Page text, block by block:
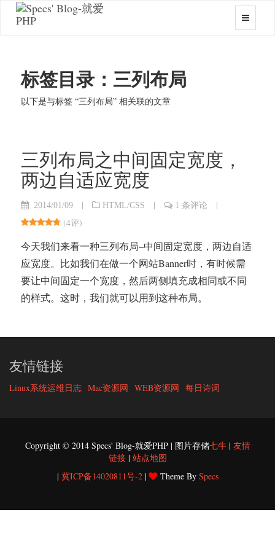
标签目录：三列布局
以下是与标签 “三列布局” 相关联的文章
三列布局之中间固定宽度，
两边自适应宽度
2014/01/09 | HTML/CSS | 1 条评论
|
(4评)
今天我们来看一种三列布局–中间固定宽度，两边自适
应宽度。比如我们在做一个网站Banner时，有时候需
要让中间固定一个宽度，然后两侧填充成相同或不同
的样式。这时，我们就可以用到这种布局。
友情链接
Linux系统运维日志 Mac资源网 WEB资源网 每日诗词
Copyright © 2014 Specs' Blog-就爱PHP | 图片存储七牛| 友情
链接| 站点地图
| 冀ICP备14020811号-2| Theme By Specs